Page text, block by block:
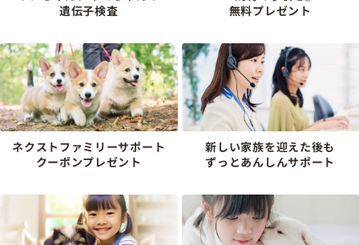
遺伝子検査
無料プレゼント
ネクストファミリーサポート
クーポンプレゼント
新しい家族を迎えた後も
ずっとあんしんサポート